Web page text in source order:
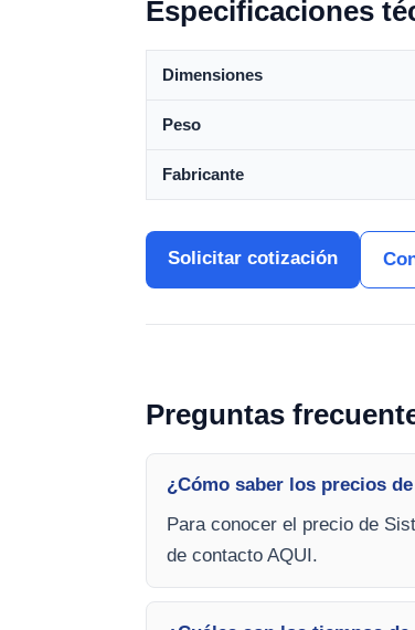
Especificaciones
Dimensiones
Peso
Fabricante
Solicitar cotización
Preguntas
¿Cómo saber los precios
Para conocer el precio de
de contacto AQUI.